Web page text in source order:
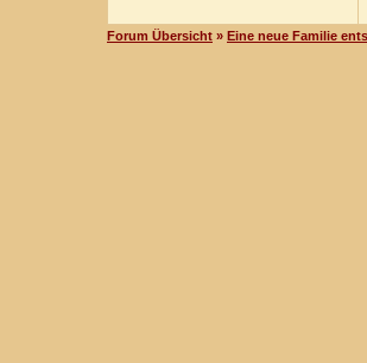
Forum Übersicht » Eine neue Familie